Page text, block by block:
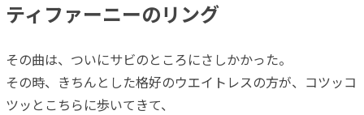
ティファーニーのリング
その曲は、ついにサビのところにさしかかった。
その時、きちんとした格好のウエイトレスの方が、コツッコ
ツッとこちらに歩いてきて、